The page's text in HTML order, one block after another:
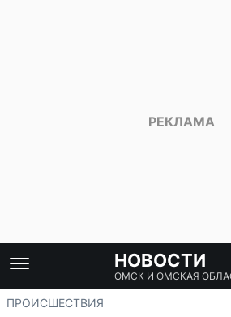
НОВОСТИ
ОМСК И ОМСКАЯ
ПРОИСШЕСТВИЯ